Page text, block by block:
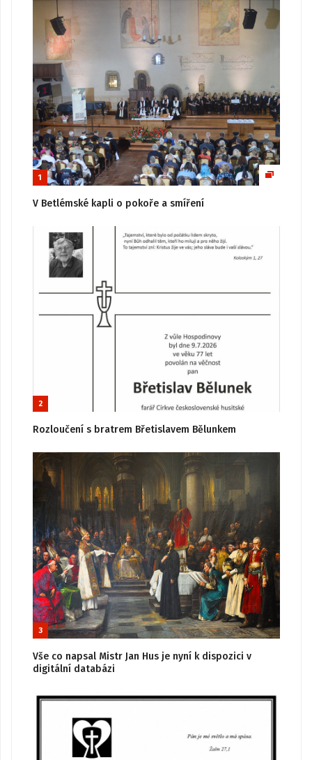
1
V Betlémské kapli o pokoře a smíření
2
Rozloučení s bratrem Břetislavem Bělunkem
3
Vše co napsal Mistr Jan Hus je nyní k dispozici v
digitální databázi